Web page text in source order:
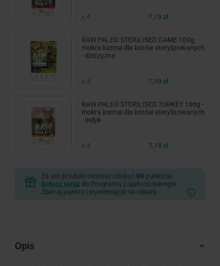
x 4 7,19 zł
RAW PALEO STERILISED GAME 100g -
mokra karma dla kotów sterylizowanych
- dziczyzna
x 4 7,19 zł
RAW PALEO STERILISED TURKEY 100g -
mokra karma dla kotów sterylizowanych
- indyk
x 4 7,19 zł
Za ten produkt możesz zdobyć 80 punktów.
Dołącz teraz do Programu Lojalnościowego!
Zbieraj punkty i wymieniaj je na rabaty.
Opis